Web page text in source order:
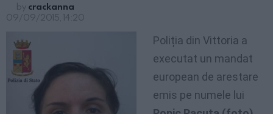
by crackanna
09/09/2015, 14:20
Poliția din Vittoria a
executat un mandat
european de arestare
emis pe numele lui